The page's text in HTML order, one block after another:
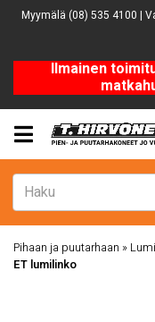
Myymälä (08) 535 4100 |
Ilmainen
Pihaan ja puutarhaan »
ET lumilinko